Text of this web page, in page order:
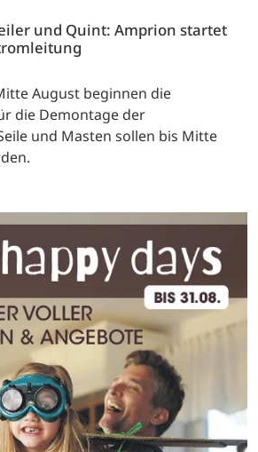
und Quint: Amprion startet
August beginnen die
die Demontage der
und Masten sollen bis Mitte